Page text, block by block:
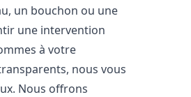
un bouchon ou une
une intervention
à votre
nous vous
Nous offrons